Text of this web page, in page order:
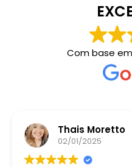
Com base em
Thais Moretto
02/01/2025